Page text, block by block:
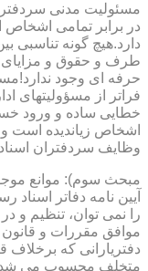
مسئولیت مدنی
در برابر تمامی
دارد.هیچ گونه تناسبی
طرف و حقوق و
حرفه ای وجود
فراتر از مسؤولیتهای
خطایی ساده و ورود
اشخاص زیاندیده است
وظایف سردفتران
را نمی توان، تنظیم و
موافق مقررات و قانون
دفتریارانی که
متخلف محسوب می